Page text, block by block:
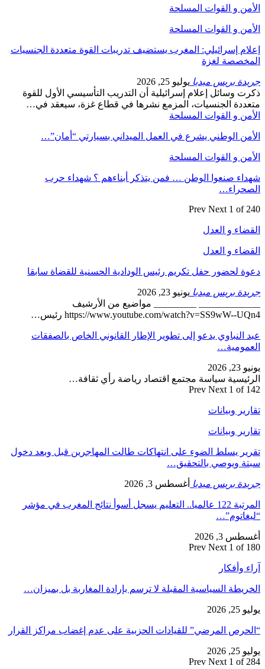
الأمن و القوات المسلحة
الأمن و القوات المسلحة
إعلام إسرائيلي: المغرب يستضيف تدريبات القوة متعددة الجنسيات
المخصصة لغزة
جريدة بريس ميديا يوليو 25, 2026
ذكرت وسائل إعلام إسرائيلية أن التدريب التأسيسي الأول للقوة
متعددة الجنسيات، المزمع نشرها في قطاع غزة، سيعقد في…
الأمن و القوات المسلحة
الأمن الوطني يشرع في العمل الميداني بسيارتي “أمان”…
الأمن و القوات المسلحة
شهداء صنعوا الوطن … فمن يتذكر أبناءهم ؟ شهداء حرب
الصحراء…
Prev Next 1 of 240
القضاء و العدل
القضاء و العدل
دعوة لحضور حفل تكريم رئيس الودادية الحسنية للقضاة سابقا
جريدة بريس ميديا يونيو 23, 2026
_____________ _________ مواضيع من الأرشيف
https://www.youtube.com/watch?v=SS9wW--UQn4 رئيس…
عبد النباوي يدعو إلى تطوير الإطار القانوني الخاص بالصفقات
العمومية…
يونيو 23, 2026
الرئيسية سياسة مجتمع اقتصاد رياضة رأي ثقافة…
Prev Next 1 of 142
تقارير وبيانات
تقارير وبيانات
تقرير يسلط الضوء على انتهاكات طالت المهاجرين قبل وبعد دخول
سبتة ويوصي بالتحقيق…
جريدة بريس ميديا أغسطس 3, 2026
المرتبة 122 عالميا.. التعليم يسجل أسوأ نتائج المغرب في مؤشر
“ليغاتوم”…
أغسطس 3, 2026
Prev Next 1 of 180
آراء وأفكار
الخريطة السياسية المقبلة لا ترسم بإرادة المغاربة بل بميزان…
يوليو 25, 2026
“الحرص المرضي” للقيادات الحزبية على عدم إغضاب مراكز القرار
يوليو 25, 2026
Prev Next 1 of 284